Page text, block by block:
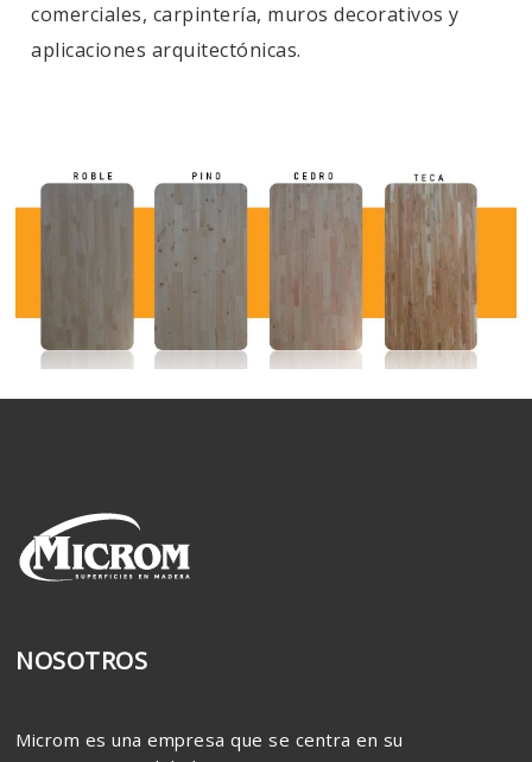
comerciales, carpintería, muros decorativos y
aplicaciones arquitectónicas.
NOSOTROS
Microm es una empresa que se centra en su